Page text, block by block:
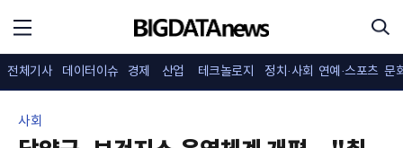
전체기사 데이터이슈 경제 산업 테크놀로지 정치·사회 연예·스포츠 문
사회